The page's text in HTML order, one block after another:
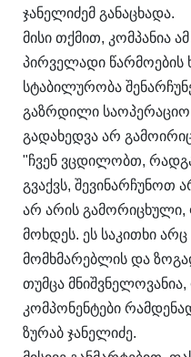
ჯანელიძემ განაცხადა.
მისი თქმით, კომპანია
პირველადი წარმოების
სტაბილურობა
გაზრდილი საოპერაციო
გადახედვა არ
"ჩვენ ვცდილობთ,
გვაქვს, შევინარჩუნოთ
არ არის გამორიცხული,
მოხდეს. ეს საკითხი არც
მომხმარებლის და
თუმცა
კომპონენტები
ზურაბ ჯანელიძე.